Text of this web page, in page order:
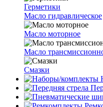
Герметики
Масло гидравлическое
Масло моторное
Масло
Смазки